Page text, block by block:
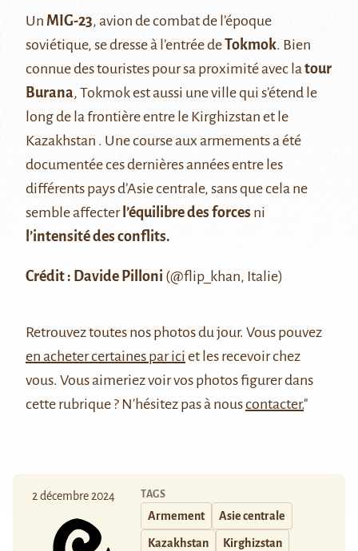
Un MIG-23, avion de combat de l’époque
soviétique, se dresse à l’entrée deTokmok. Bien
connue des touristes pour sa proximité avec latour
Burana, Tokmok est aussi une ville qui s’étend le
long de la frontière entre le Kirghizstan et le
Kazakhstan . Une course aux armements a été
documentée ces dernières années entre les
différents pays d’Asie centrale, sans que cela ne
semble affecterl’équilibre des forces ni
l’intensité des conflits.
Crédit : Davide Pilloni (@flip_khan, Italie)
Retrouveztoutes nos photos du jour. Vous pouvez
en acheter certaines par ici et les recevoir chez
vous. Vous aimeriez voir vos photos figurer dans
cette rubrique ? N'hésitez pas à nouscontacter."
2 décembre 2024 TAGS
Armement Asie centrale
Kazakhstan Kirghizstan